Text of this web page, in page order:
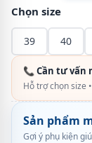
Chọn size
39 40
📞 Cần tư vấn
Hỗ trợ chọn size
Sản phẩm
Gợi ý phụ kiện